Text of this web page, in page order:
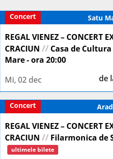
Satu
Concert
REGAL VIENEZ – CONCERT
CRACIUN // Casa de
Mare - ora 20:00
Mi, 02 dec
de
Arad
Concert
REGAL VIENEZ – CONCERT
CRACIUN // Filarmonica de
ultimele bilete